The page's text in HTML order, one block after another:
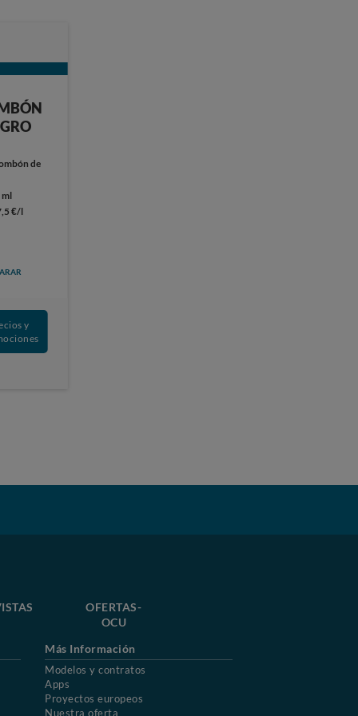
de
ml
€/l
y
OFERTAS-
OCU
Más Información
Modelos y contratos
Apps
Proyectos europeos
Nuestra oferta